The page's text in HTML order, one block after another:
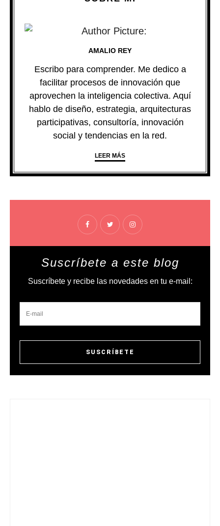
AMALIO REY
Escribo para comprender. Me dedico a
facilitar procesos de innovación que
aprovechen la inteligencia colectiva. Aquí
hablo de diseño, estrategia, arquitecturas
participativas, consultoría, innovación
social y tendencias en la red.
LEER MÁS
Suscríbete a este blog
Suscríbete y recibe las novedades en tu e-mail: